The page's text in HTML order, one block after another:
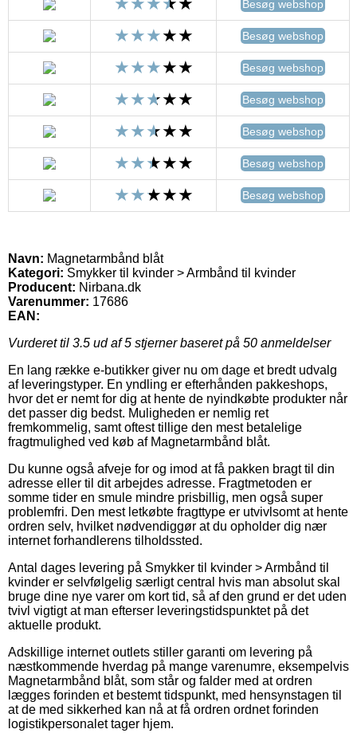
Besøg webshop
Besøg webshop
Besøg webshop
Besøg webshop
Besøg webshop
Besøg webshop
Besøg webshop
Navn: Magnetarmbånd blåt
Kategori: Smykker til kvinder > Armbånd til kvinder
Producent: Nirbana.dk
Varenummer: 17686
EAN:
Vurderet til 3.5 ud af 5 stjerner baseret på 50 anmeldelser
En lang række e-butikker giver nu om dage et bredt udvalg
af leveringstyper. En yndling er efterhånden pakkeshops,
hvor det er nemt for dig at hente de nyindkøbte produkter når
det passer dig bedst. Muligheden er nemlig ret
fremkommelig, samt oftest tillige den mest betalelige
fragtmulighed ved køb af Magnetarmbånd blåt.
Du kunne også afveje for og imod at få pakken bragt til din
adresse eller til dit arbejdes adresse. Fragtmetoden er
somme tider en smule mindre prisbillig, men også super
problemfri. Den mest letkøbte fragttype er utvivlsomt at hente
ordren selv, hvilket nødvendiggør at du opholder dig nær
internet forhandlerens tilholdssted.
Antal dages levering på Smykker til kvinder > Armbånd til
kvinder er selvfølgelig særligt central hvis man absolut skal
bruge dine nye varer om kort tid, så af den grund er det uden
tvivl vigtigt at man efterser leveringstidspunktet på det
aktuelle produkt.
Adskillige internet outlets stiller garanti om levering på
næstkommende hverdag på mange varenumre, eksempelvis
Magnetarmbånd blåt, som står og falder med at ordren
lægges forinden et bestemt tidspunkt, med hensynstagen til
at de med sikkerhed kan nå at få ordren ordnet forinden
logistikpersonalet tager hjem.